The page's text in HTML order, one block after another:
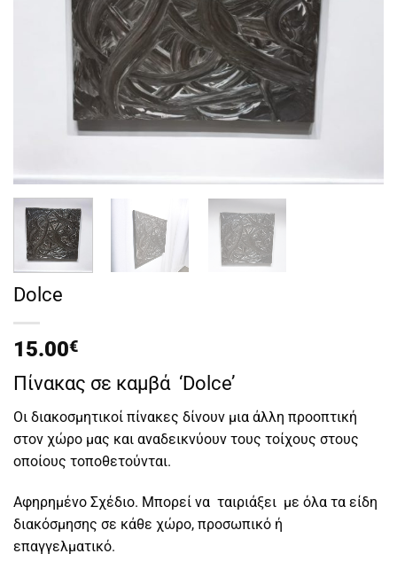
Dolce
15.00€
Πίνακας σε καμβά ‘Dolce’
Οι διακοσμητικοί πίνακες δίνουν μια άλλη προοπτική
στον χώρο μας και αναδεικνύουν τους τοίχους στους
οποίους τοποθετούνται.
Αφηρημένο Σχέδιο. Μπορεί να ταιριάξει με όλα τα είδη
διακόσμησης σε κάθε χώρο, προσωπικό ή
επαγγελματικό.